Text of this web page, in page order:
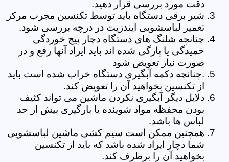
دقت مورد بررسی قرار دهید.
شیر برقی دستگاه باید توسط تکنسین مجرب مرکز
تعمیر لباسشویی ایندزیت در درچه بررسی شود.
چنانچه شلنگ های دستگاه دچار پیچ خوردگی
خمیدگی یا پارگی شده اند باید ایراد آنها رفع و در
صورت نیاز تعویض شود
.چنانچه دکمه آبگیری دستگاه خراب شده است باید
از تکنسین بخواهید آن را تعویض کند.
دلایل دیگر آبگیری نکردن ماشین می تواند کثیف
بودن محفظه مواد شوینده یا بارگیری بیش از حد
لباس ها باشد.
همچنین ممکن است سیم کشی ماشین لباسشویی
شما دچار ایراد شده باشد که باید از تکنسین
بخواهید آن را برطرف کند.